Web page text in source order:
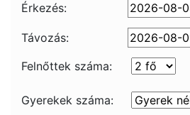
Érkezés:
Távozás:
Felnőttek száma:
Gyerekek száma: